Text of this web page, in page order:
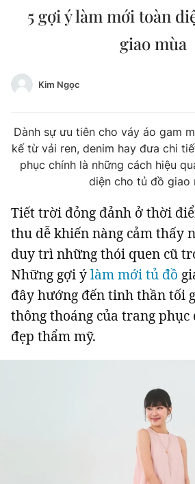
Chuyên mục khác
Tin thị trường Tin
Video
Magazine
Sản phẩm khác
Tiện ích Bạn
Đọc Thanh Niên trên điện thoại
Thông tin tài khoản
Đăng xuất
5 gợi ý làm mới toàn
giao mùa
Kim Ngọc
Dành sự ưu tiên cho váy áo gam
kế từ vải ren, denim hay đưa chi
phục chính là những cách hiệu
diện cho tủ đồ giao
Tiết trời đỏng đảnh ở thời
thu dễ khiến nàng cảm thấy
duy trì những thói quen cũ
Những gợi ýlàm mới tủ đồ
đây hướng đến tinh thần tối
thông thoáng của trang
đẹp thẩm mỹ.